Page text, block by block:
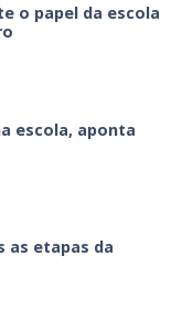
o papel da escola
escola, aponta
as etapas da